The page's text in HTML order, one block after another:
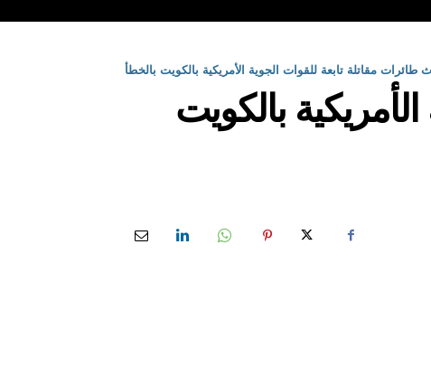
طائرات مقاتلة تابعة للقوات الجوية الأمريكية بالكويت بالخطأ
بالكويت